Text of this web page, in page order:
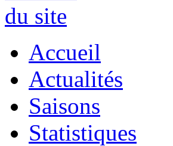
Accueil
Actualités
Saisons
Statistiques